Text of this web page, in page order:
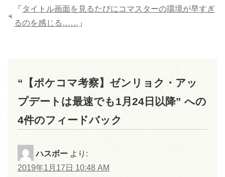
「 タイトル画面を見るたびにコマスターの環境が早すぎ
るのを感じる…… 」
“【ポケコマ考察】ゼンリョク・アッ
プデートは最速でも1月24日以降” への
4件のフィードバック
ハスボー より:
2019年1月17日 10:48 AM